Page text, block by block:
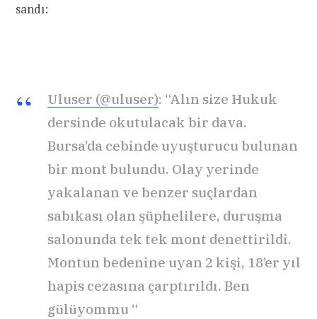
sandı:
Uluser (@uluser): “Alın size Hukuk
dersinde okutulacak bir dava.
Bursa’da cebinde uyuşturucu bulunan
bir mont bulundu. Olay yerinde
yakalanan ve benzer suçlardan
sabıkası olan şüphelilere, duruşma
salonunda tek tek mont denettirildi.
Montun bedenine uyan 2 kişi, 18’er yıl
hapis cezasına çarptırıldı. Ben
gülüyommu “